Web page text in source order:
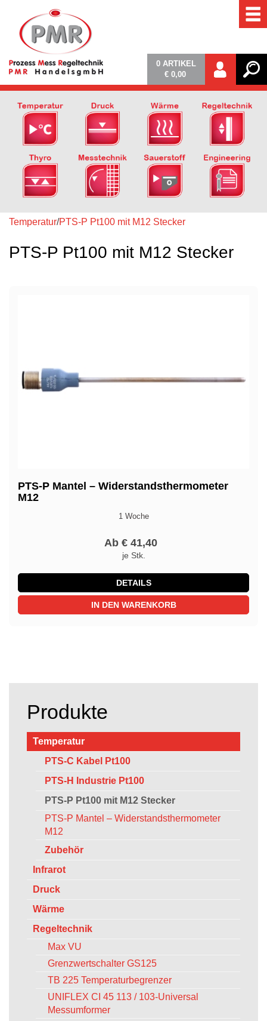
0 ARTIKEL
€ 0,00
Temperatur/PTS-P Pt100 mit M12 Stecker
PTS-P Pt100 mit M12 Stecker
PTS-P Mantel – Widerstandsthermometer
M12
1 Woche
Ab € 41,40
je Stk.
DETAILS
IN DEN WARENKORB
Produkte
Temperatur
PTS-C Kabel Pt100
PTS-H Industrie Pt100
PTS-P Pt100 mit M12 Stecker
PTS-P Mantel – Widerstandsthermometer
M12
Zubehör
Infrarot
Druck
Wärme
Regeltechnik
Max VU
Grenzwertschalter GS125
TB 225 Temperaturbegrenzer
UNIFLEX CI 45 113 / 103-Universal
Messumformer